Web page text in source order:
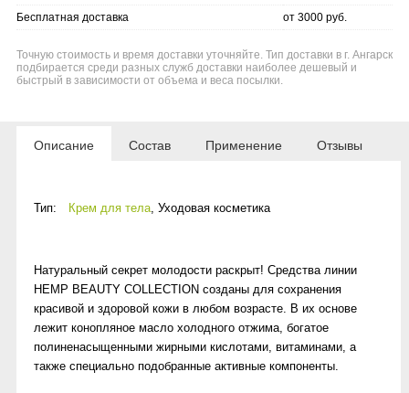
Бесплатная доставка
от 3000 руб.
Точную стоимость и время доставки уточняйте. Тип доставки в г. Ангарск
подбирается среди разных служб доставки наиболее дешевый и
быстрый в зависимости от объема и веса посылки.
Описание Состав Применение Отзывы
Тип: Крем для тела, Уходовая косметика
Натуральный секрет молодости раскрыт! Средства линии
HEMP BEAUTY COLLECTION созданы для сохранения
красивой и здоровой кожи в любом возрасте. В их основе
лежит конопляное масло холодного отжима, богатое
полиненасыщенными жирными кислотами, витаминами, а
также специально подобранные активные компоненты.